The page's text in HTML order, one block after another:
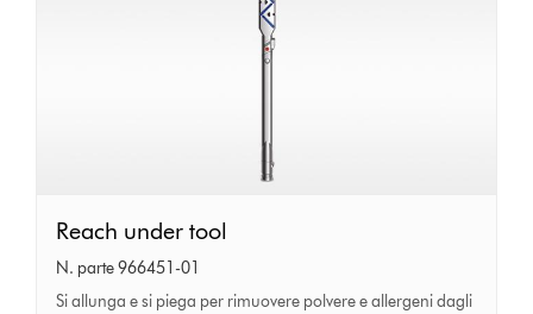
Reach
under
tool
Reach under tool
N. parte 966451-01
Si allunga e si piega per rimuovere polvere e allergeni dagli